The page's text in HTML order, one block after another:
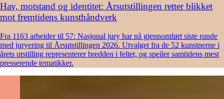
Hav, motstand og identitet: Årsutstillingen retter blikket
mot fremtidens kunsthåndverk
Fra 1163 arbeider til 57: Nasjonal jury har nå gjennomført siste runde
med juryering til Årsutstillingen 2026. Utvalget fra de 52 kunstnerne i
årets utstilling representerer bredden i feltet, og speiler samtidens mest
presserende tematikker.